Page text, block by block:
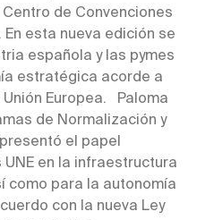
de Convenciones
esta nueva edición se
española y las pymes
estratégica acorde a
Europea. Paloma
de Normalización y
el papel
en la infraestructura
como para la autonomía
con la nueva Ley